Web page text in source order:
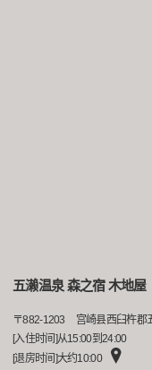
五濑温泉 森之宿 木地屋
〒882-1203
宫崎县西臼杵郡
[入住时间]从15:00到24:00
[退房时间]大约10:00